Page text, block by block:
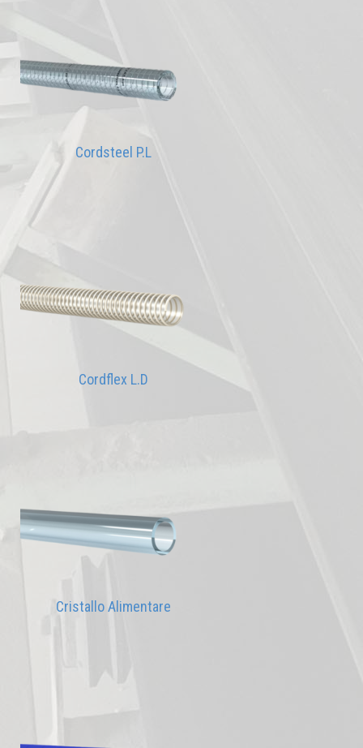
Cordsteel P.L
Cordflex L.D
Cristallo Alimentare